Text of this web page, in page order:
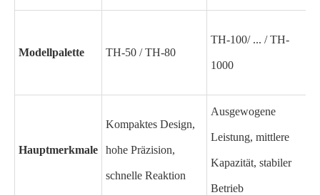
Modellpalette TH-50 / TH-80
TH-100/ ... / TH-
1000
Hauptmerkmale
Kompaktes Design,
hohe Präzision,
schnelle Reaktion
Ausgewogene
Leistung, mittlere
Kapazität, stabiler
Betrieb